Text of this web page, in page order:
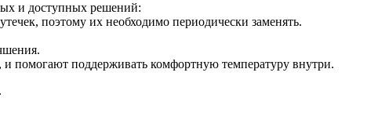
и доступных решений:
поэтому их необходимо периодически заменять.
поддерживать комфортную температуру внутри.